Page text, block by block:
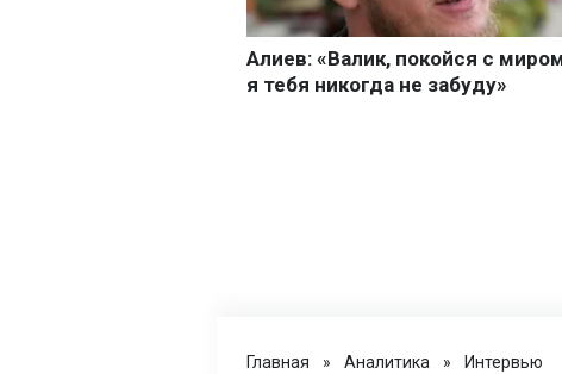
Главная » Аналитика » Интервью